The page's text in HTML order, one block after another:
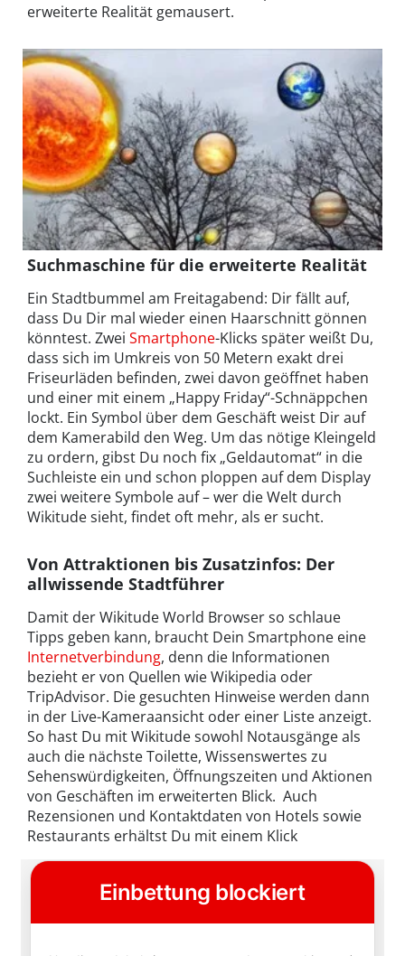
erweiterte Realität gemausert.
Suchmaschine für die erweiterte Realität
Ein Stadtbummel am Freitagabend: Dir fällt auf,
dass Du Dir mal wieder einen Haarschnitt gönnen
könntest. Zwei Smartphone-Klicks später weißt Du,
dass sich im Umkreis von 50 Metern exakt drei
Friseurläden befinden, zwei davon geöffnet haben
und einer mit einem „Happy Friday“-Schnäppchen
lockt. Ein Symbol über dem Geschäft weist Dir auf
dem Kamerabild den Weg. Um das nötige Kleingeld
zu ordern, gibst Du noch fix „Geldautomat“ in die
Suchleiste ein und schon ploppen auf dem Display
zwei weitere Symbole auf – wer die Welt durch
Wikitude sieht, findet oft mehr, als er sucht.
Von Attraktionen bis Zusatzinfos: Der
allwissende Stadtführer
Damit der Wikitude World Browser so schlaue
Tipps geben kann, braucht Dein Smartphone eine
Internetverbindung, denn die Informationen
bezieht er von Quellen wie Wikipedia oder
TripAdvisor. Die gesuchten Hinweise werden dann
in der Live-Kameraansicht oder einer Liste anzeigt.
So hast Du mit Wikitude sowohl Notausgänge als
auch die nächste Toilette, Wissenswertes zu
Sehenswürdigkeiten, Öffnungszeiten und Aktionen
von Geschäften im erweiterten Blick. Auch
Rezensionen und Kontaktdaten von Hotels sowie
Restaurants erhältst Du mit einem Klick